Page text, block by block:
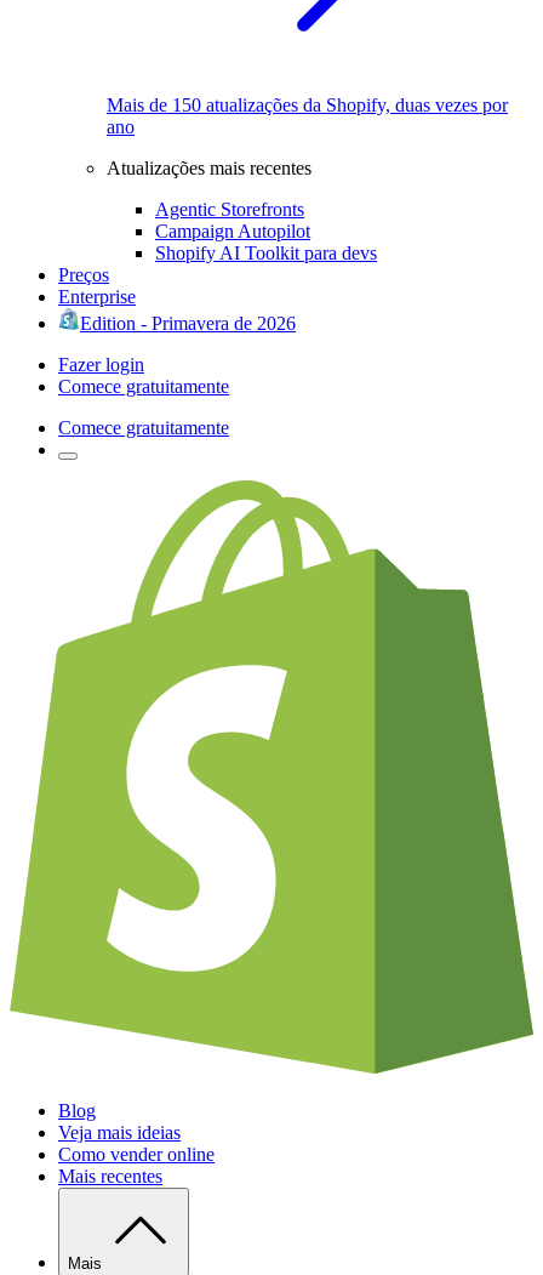
Mais de 150 atualizações da Shopify, duas vezes por
ano
Atualizações mais recentes
Agentic Storefronts
Campaign Autopilot
Shopify AI Toolkit para devs
Preços
Enterprise
Edition - Primavera de 2026
Fazer login
Comece gratuitamente
Comece gratuitamente
Blog
Veja mais ideias
Como vender online
Mais recentes
Mais